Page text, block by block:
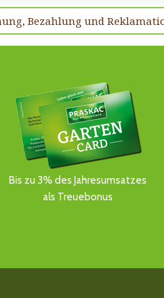
Bezahlung und
Bis zu 3% des Jahresumsatzes
als Treuebonus